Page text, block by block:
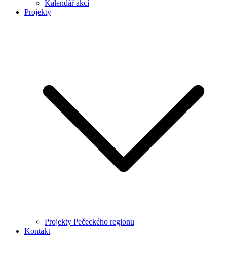
Kalendář akcí
Projekty
Projekty Pečeckého regionu
Kontakt